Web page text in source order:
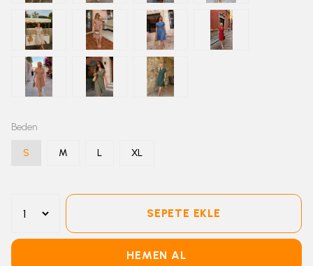
Beden
S M L XL
SEPETE EKLE
HEMEN AL